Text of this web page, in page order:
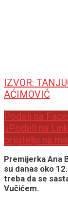
IZVOR:
AĆIMOVIĆ
Podeli na
uPodeli na
prijatelju na
Premijerka Ana
su danas oko
treba da se
Vučićem.